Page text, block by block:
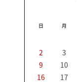
日 月
2
3
9
10
16
17